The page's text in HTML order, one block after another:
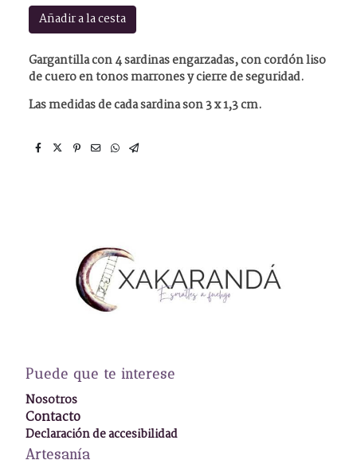
Añadir a la cesta
Gargantilla con 4 sardinas engarzadas, con cordón liso
de cuero en tonos marrones y cierre de seguridad.
Las medidas de cada sardina son 3 x 1,3 cm.
Puede que te interese
Nosotros
Contacto
Declaración de accesibilidad
Artesanía